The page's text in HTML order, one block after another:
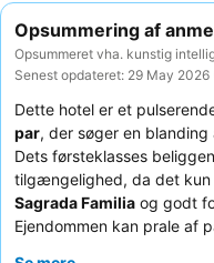
Opsummering af
Opsummeret vha. kunstig
Senest opdateret: 29 May 2026
Dette hotel er et
par, der søger en
Dets førsteklasses
tilgængelighed, da det kun
Sagrada Familia og godt
Ejendommen kan prale af